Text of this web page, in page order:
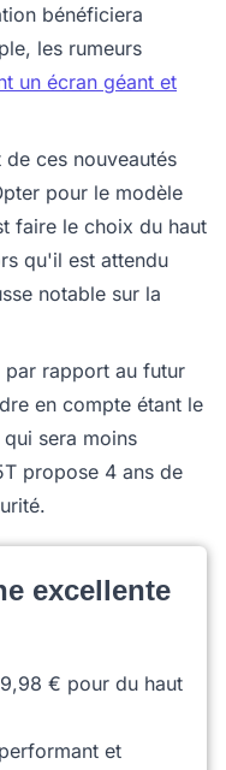
bénéficiera
les rumeurs
un écran géant et
ces nouveautés
pour le modèle
faire le choix du haut
qu'il est attendu
notable sur la
rapport au futur
en compte étant le
sera moins
propose 4 ans de
excellente
€ pour du haut
et